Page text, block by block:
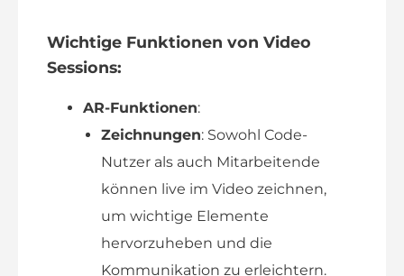
Wichtige Funktionen von Video
Sessions:
AR-Funktionen:
Zeichnungen: Sowohl Code-
Nutzer als auch Mitarbeitende
können live im Video zeichnen,
um wichtige Elemente
hervorzuheben und die
Kommunikation zu erleichtern.